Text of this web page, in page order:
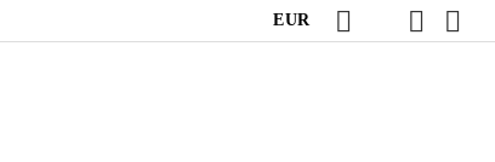
EUR